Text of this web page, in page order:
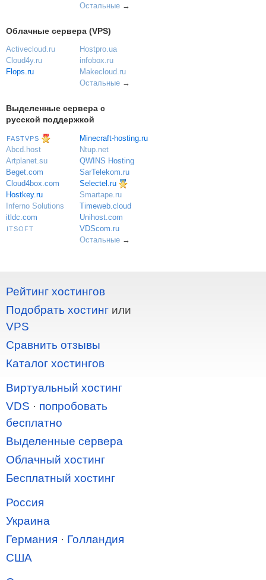
Остальные→
Облачные сервера (VPS)
Activecloud.ru
Cloud4y.ru
Flops.ru
Hostpro.ua
infobox.ru
Makecloud.ru
Остальные→
Выделенные сервера с
русской поддержкой
FASTVPS
Abcd.host
Artplanet.su
Beget.com
Cloud4box.com
Hostkey.ru
Inferno Solutions
itldc.com
ITSOFT
Minecraft-hosting.ru
Ntup.net
QWINS Hosting
SarTelekom.ru
Selectel.ru
Smartape.ru
Timeweb.cloud
Unihost.com
VDScom.ru
Остальные→
Рейтинг хостингов
Подобрать хостинг или
VPS
Сравнить отзывы
Каталог хостингов
Виртуальный хостинг
VDS · попробовать
бесплатно
Выделенные сервера
Облачный хостинг
Бесплатный хостинг
Россия
Украина
Германия · Голландия
США